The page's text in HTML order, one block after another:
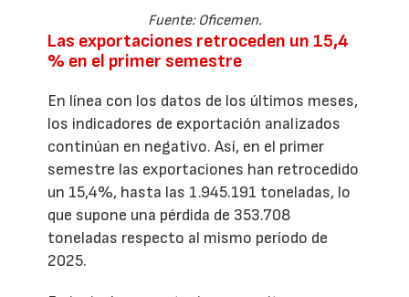
Fuente: Oficemen.
Las exportaciones retroceden un 15,4
% en el primer semestre
En línea con los datos de los últimos meses,
los indicadores de exportación analizados
continúan en negativo. Así, en el primer
semestre las exportaciones han retrocedido
un 15,4%, hasta las 1.945.191 toneladas, lo
que supone una pérdida de 353.708
toneladas respecto al mismo período de
2025.